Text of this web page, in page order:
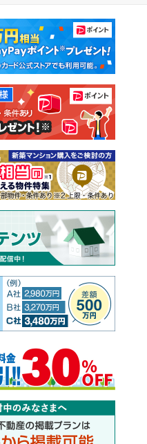
中古マンション
中古一戸建て
土地
教えて！住まいの先生